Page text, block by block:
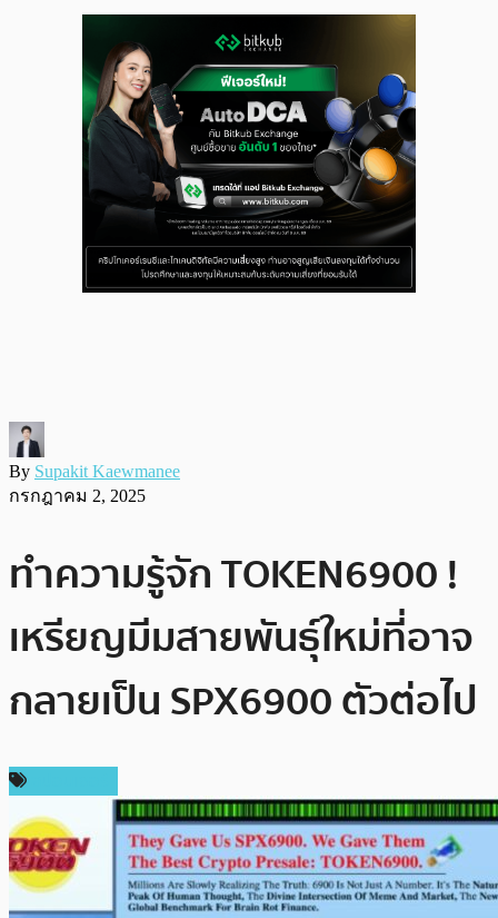
By Supakit Kaewmanee
กรกฎาคม 2, 2025
ทำความรู้จัก TOKEN6900 !
เหรียญมีมสายพันธุ์ใหม่ที่อาจ
กลายเป็น SPX6900 ตัวต่อไป